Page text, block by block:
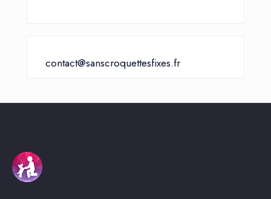
contact@sanscroquettesfixes.fr